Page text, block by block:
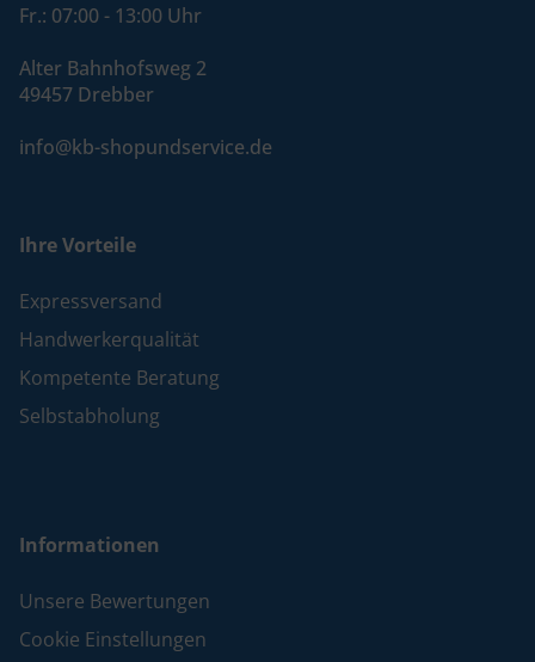
Fr.: 07:00 - 13:00 Uhr
Alter Bahnhofsweg 2
49457 Drebber
info@kb-shopundservice.de
Ihre Vorteile
Expressversand
Handwerkerqualität
Kompetente Beratung
Selbstabholung
Informationen
Unsere Bewertungen
Cookie Einstellungen